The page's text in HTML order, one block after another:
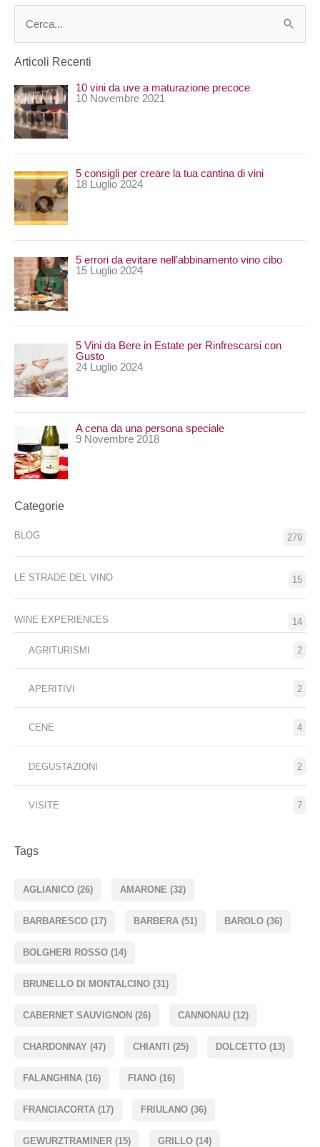
c
a
:
Articoli Recenti
10 vini da uve a maturazione precoce
10 Novembre 2021
5 consigli per creare la tua cantina di vini
18 Luglio 2024
5 errori da evitare nell’abbinamento vino cibo
15 Luglio 2024
5 Vini da Bere in Estate per Rinfrescarsi con
Gusto
24 Luglio 2024
A cena da una persona speciale
9 Novembre 2018
Categorie
BLOG 279
LE STRADE DEL VINO 15
WINE EXPERIENCES 14
AGRITURISMI 2
APERITIVI 2
CENE 4
DEGUSTAZIONI 2
VISITE 7
Tags
AGLIANICO (26) AMARONE (32)
BARBARESCO (17) BARBERA (51) BAROLO (36)
BOLGHERI ROSSO (14)
BRUNELLO DI MONTALCINO (31)
CABERNET SAUVIGNON (26) CANNONAU (12)
CHARDONNAY (47) CHIANTI (25) DOLCETTO (13)
FALANGHINA (16) FIANO (16)
FRANCIACORTA (17) FRIULANO (36)
GEWURZTRAMINER (15) GRILLO (14)